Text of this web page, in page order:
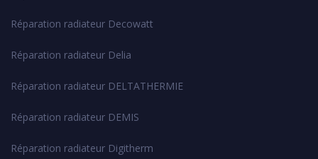
Réparation radiateur Decowatt
Réparation radiateur Delia
Réparation radiateur DELTATHERMIE
Réparation radiateur DEMIS
Réparation radiateur Digitherm